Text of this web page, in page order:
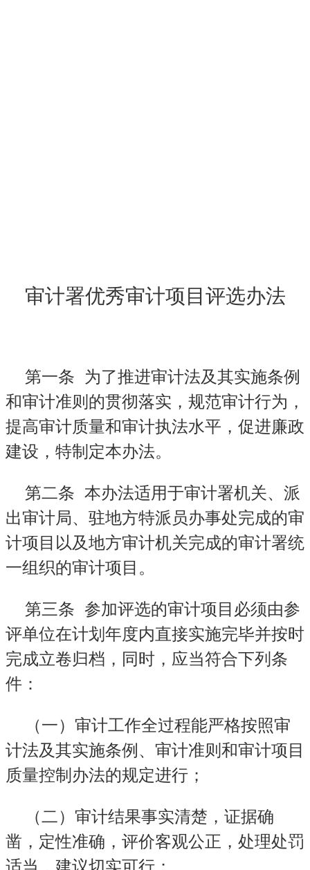
审计署优秀审计项目评选办法
第一条
为了推进审计法及其实施条例
和审计准则的贯彻落实，规范审计行为，
提高审计质量和审计执法水平，促进廉政
建设，特制定本办法。
第二条 本办法适用于审计署机关、派
出审计局、驻地方特派员办事处完成的审
计项目以及地方审计机关完成的审计署统
一组织的审计项目。
第三条
参加评选的审计项目必须由参
评单位在计划年度内直接实施完毕并按时
完成立卷归档，同时，应当符合下列条
件：
（一）审计工作全过程能严格按照审
计法及其实施条例、审计准则和审计项目
质量控制办法的规定进行；
（二）审计结果事实清楚，证据确
凿，定性准确，评价客观公正，处理处罚